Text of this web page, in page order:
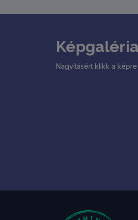
csapatot tudunk
csoportkör: 10.45.-
13.30.-15.30.
Képgaléria
Nagyításért klikk a képre